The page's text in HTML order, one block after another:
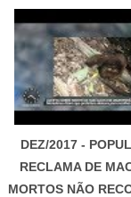
DEZ/2017 -
RECLAMA DE
MORTOS NÃO